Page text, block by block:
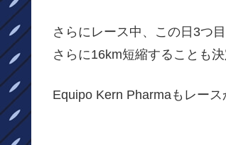
さらにレース中、この日3つ
さらに16km短縮することも決
Equipo Kern Pharmaもレー